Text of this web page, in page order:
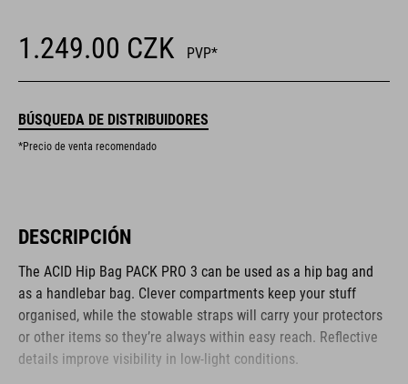
1.249.00 CZK PVP*
BÚSQUEDA DE DISTRIBUIDORES
*Precio de venta recomendado
DESCRIPCIÓN
The ACID Hip Bag PACK PRO 3 can be used as a hip bag and
as a handlebar bag. Clever compartments keep your stuff
organised, while the stowable straps will carry your protectors
or other items so they’re always within easy reach. Reflective
details improve visibility in low-light conditions.